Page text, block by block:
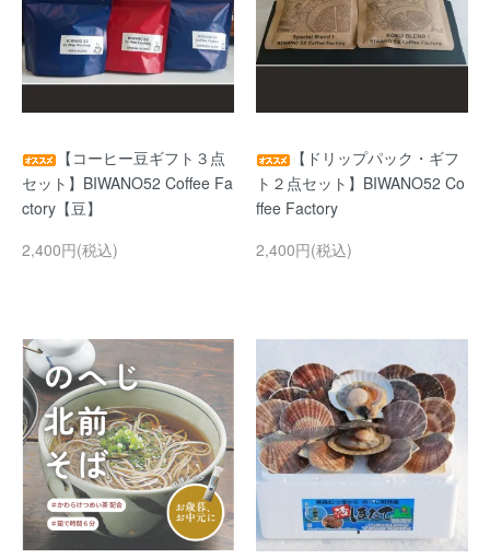
【コーヒー豆ギフト３点
セット】BIWANO52 Coffee Fa
ctory【豆】
2,400円(税込)
【ドリップパック・ギフ
ト２点セット】BIWANO52 Co
ffee Factory
2,400円(税込)